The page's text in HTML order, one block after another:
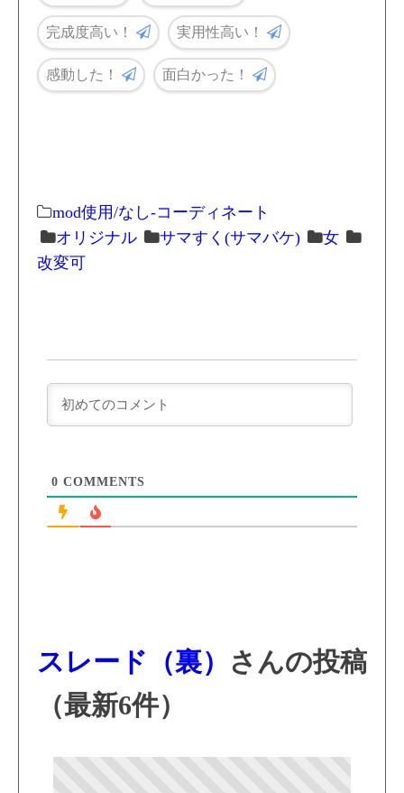
完成度高い！ 実用性高い！
感動した！ 面白かった！
mod使用/なし-コーディネート
オリジナル
サマすく(サマバケ)
女
改変可
0 COMMENTS
スレード（裏）
さんの投稿
（最新6件）